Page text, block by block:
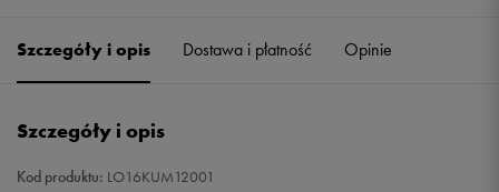
L Powiadom o dostępności
Szczegóły i opis Dostawa i płatność Opinie
Szczegóły i opis
Kod produktu: LO16KUM12001